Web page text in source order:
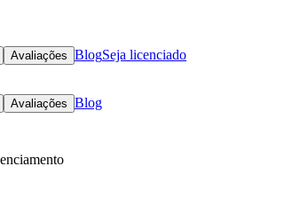
Avaliações BlogSeja licenciado
Avaliações Blog